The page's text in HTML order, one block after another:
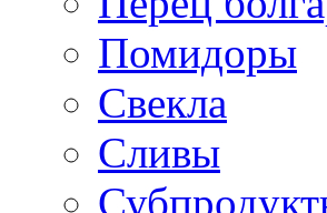
Помидоры
Свекла
Сливы